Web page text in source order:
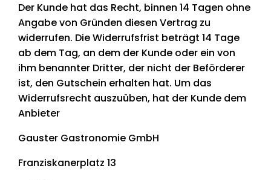
Der Kunde hat das Recht, binnen 14 Tagen ohne
Angabe von Gründen diesen Vertrag zu
widerrufen. Die Widerrufsfrist beträgt 14 Tage
ab dem Tag, an dem der Kunde oder ein von
ihm benannter Dritter, der nicht der Beförderer
ist, den Gutschein erhalten hat. Um das
Widerrufsrecht auszuüben, hat der Kunde dem
Anbieter
Gauster Gastronomie GmbH
Franziskanerplatz 13